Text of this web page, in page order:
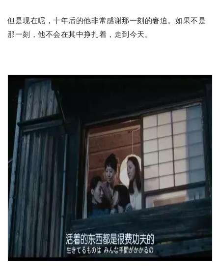
但是现在呢，十年后的他非常感谢那一刻的窘迫。如果不是
那一刻，他不会在其中挣扎着，走到今天。